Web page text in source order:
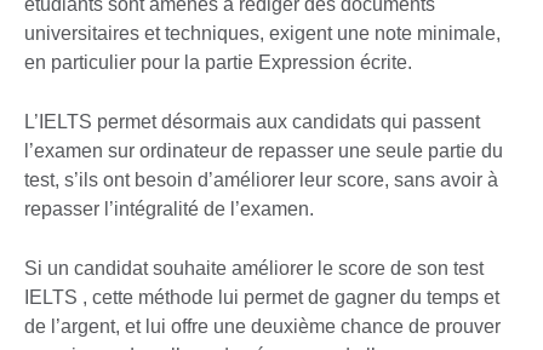
étudiants sont amenés à rédiger des documents
universitaires et techniques, exigent une note minimale,
en particulier pour la partie Expression écrite.
L’IELTS permet désormais aux candidats qui passent
l’examen sur ordinateur de repasser une seule partie du
test, s’ils ont besoin d’améliorer leur score, sans avoir à
repasser l’intégralité de l’examen.
Si un candidat souhaite améliorer le score de son test
IELTS , cette méthode lui permet de gagner du temps et
de l’argent, et lui offre une deuxième chance de prouver